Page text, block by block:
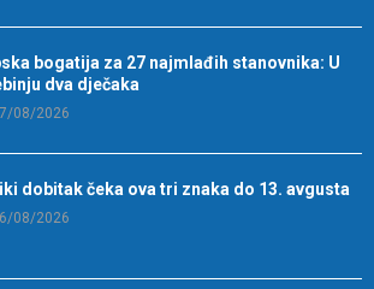
bogatija za 27 najmlađih stanovnika: U
dva dječaka
08/2026
dobitak čeka ova tri znaka do 13. avgusta
08/2026